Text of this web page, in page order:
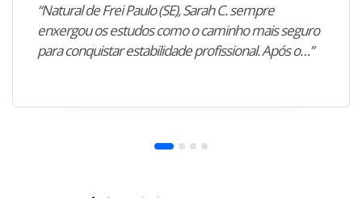
“Natural de Frei Paulo (SE), Sarah C. sempre
enxergou os estudos como o caminho mais seguro
para conquistar estabilidade profissional. Após o…”